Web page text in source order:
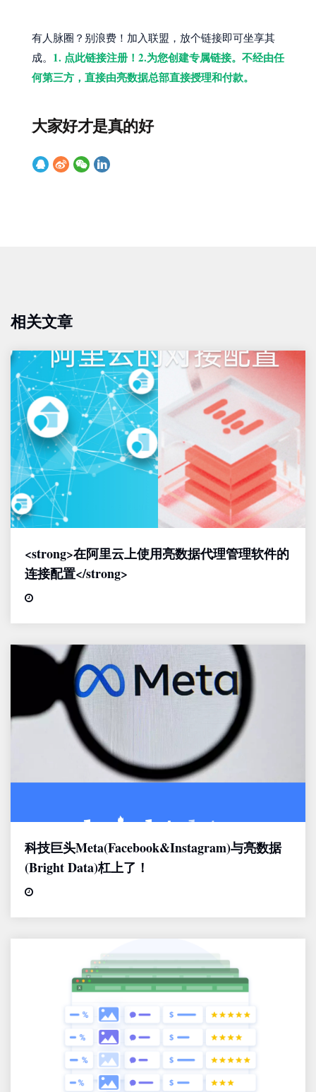
有人脉圈？别浪费！加入联盟，放个链接即可坐享其
成。 1. 点此链接注册！2.为您创建专属链接。不经由任
何第三方，直接由亮数据总部直接授理和付款。
大家好才是真的好
相关文章
<strong>在阿里云上使用亮数据代理管理软件的
连接配置</strong>
科技巨头Meta(Facebook&Instagram)与亮数据
(Bright Data)杠上了！